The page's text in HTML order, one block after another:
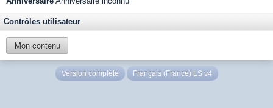
Contrôles utilisateur
Mon contenu
Version complète Français (France) LS v4